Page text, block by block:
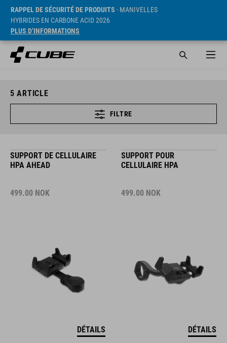
RAPPEL DE SÉCURITÉ DE PRODUITS - MANIVELLES
HYBRIDES EN CARBONE ACID 2026
PLUS D’INFORMATIONS
5 ARTICLE
FILTRE
SUPPORT DE CELLULAIRE
HPA AHEAD
499.00 NOK
DÉTAILS
SUPPORT POUR
CELLULAIRE HPA
499.00 NOK
DÉTAILS